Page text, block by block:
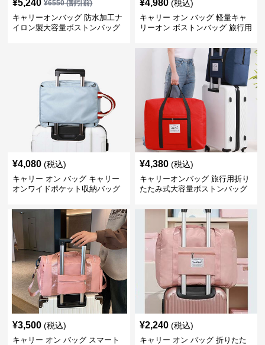
¥5,240 ¥6550(割引前)
キャリーオンバッグ 防水加工ナ
イロン製大容量ボストンバッグ
¥4,980 (税込)
キャリー オン バッグ 軽量キャ
リーオン ボストンバッグ 旅行用
¥4,080 (税込)
キャリー オン バッグ キャリー
オンワイドポケット収納バッグ
¥4,380 (税込)
キャリーオンバッグ 旅行用折り
たたみ式大容量ボストンバッグ
¥3,500 (税込)
キャリー オン バッグ スマート
¥2,240 (税込)
キャリー オン バッグ 折りたた